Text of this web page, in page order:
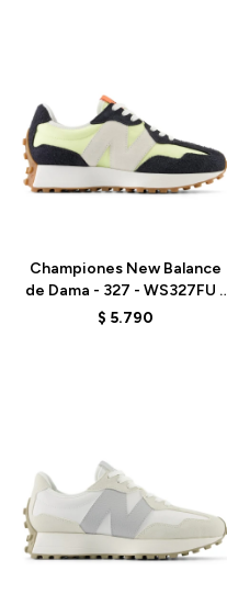
Championes New Balance
de Dama - 327 - WS327FU -
LIME LIGHT
$ 5.790